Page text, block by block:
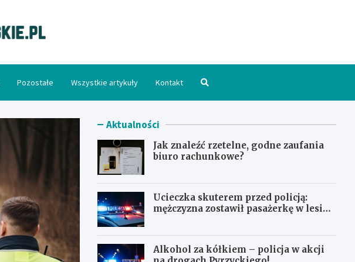
Pozostałe Wszystkie artykuły Kontakt
Aktualności
Jak znaleźć rzetelne, godne zaufania
biuro rachunkowe?
Ucieczka skuterem przed policją:
mężczyzna zostawił pasażerkę w lesie i
Alkohol za kółkiem – policja w akcji